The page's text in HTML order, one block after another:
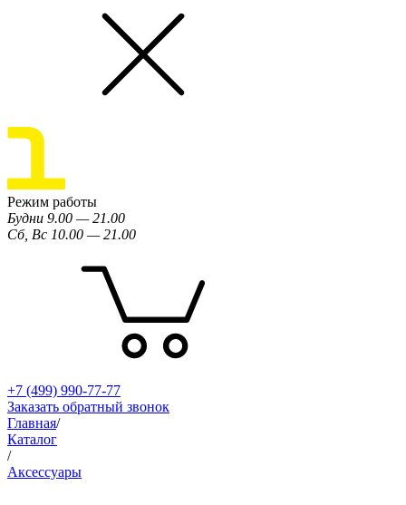
Режим работы
Будни 9.00 — 21.00
Сб, Вс 10.00 — 21.00
+7 (499) 990-77-77
Заказать обратный звонок
Главная/
Каталог
/
Аксессуары